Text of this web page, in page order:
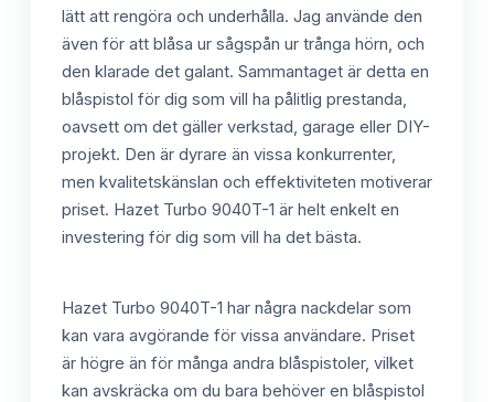
lätt att rengöra och underhålla. Jag använde den
även för att blåsa ur sågspån ur trånga hörn, och
den klarade det galant. Sammantaget är detta en
blåspistol för dig som vill ha pålitlig prestanda,
oavsett om det gäller verkstad, garage eller DIY-
projekt. Den är dyrare än vissa konkurrenter,
men kvalitetskänslan och effektiviteten motiverar
priset. Hazet Turbo 9040T-1 är helt enkelt en
investering för dig som vill ha det bästa.
Hazet Turbo 9040T-1 har några nackdelar som
kan vara avgörande för vissa användare. Priset
är högre än för många andra blåspistoler, vilket
kan avskräcka om du bara behöver en blåspistol